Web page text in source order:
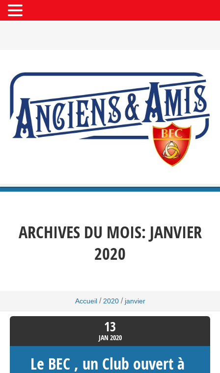
ARCHIVES DU MOIS: JANVIER
2020
Accueil / 2020 / janvier
13
JAN 2020
Le BEC , un Club ouvert à